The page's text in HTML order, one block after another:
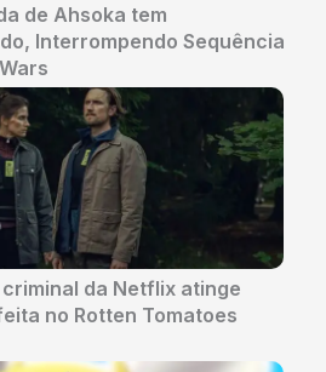
de Ahsoka tem
Interrompendo Sequência
da Netflix atinge
no Rotten Tomatoes